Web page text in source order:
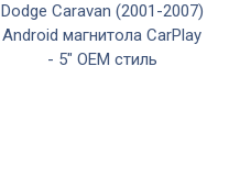
Dodge Caravan (2001-2007)
Android магнитола CarPlay
- 5" OEM стиль